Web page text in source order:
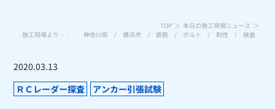
TOP
本日の施工現場ニュース
施工現場より・・・ 神奈川県 / 横浜市 / 鉄筋 / ボルト / 耐性 / 検査
2020.03.13
ＲＣレーダー探査
アンカー引張試験